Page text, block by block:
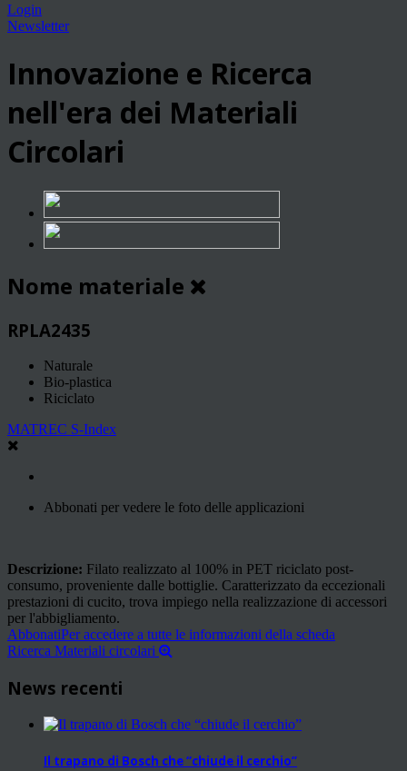
Login
Newsletter
Innovazione e Ricerca
nell'era dei Materiali
Circolari
Nome materiale
RPLA2435
Naturale
Bio-plastica
Riciclato
MATREC S-Index
Abbonati per vedere le foto delle applicazioni
Descrizione: Filato realizzato al 100% in PET riciclato post-
consumo, proveniente dalle bottiglie. Caratterizzato da eccezionali
prestazioni di cucito, trova impiego nella realizzazione di accessori
per l'abbigliamento.
AbbonatiPer accedere a tutte le informazioni della scheda
Ricerca Materiali circolari
News recenti
Il trapano di Bosch che “chiude il cerchio”